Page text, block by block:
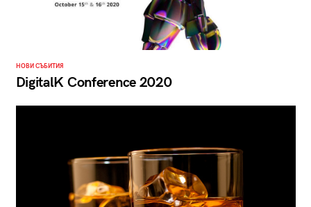
НОВИ СЪБИТИЯ
DigitalK Conference 2020